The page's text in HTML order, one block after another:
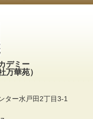
デミー
万華苑）
ター水戸田2丁目3-1